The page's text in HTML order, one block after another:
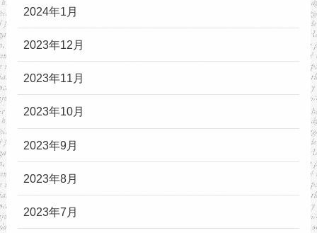
2024年1月
2023年12月
2023年11月
2023年10月
2023年9月
2023年8月
2023年7月